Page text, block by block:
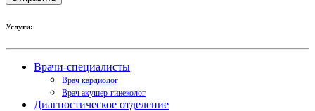
Услуги:
Врачи-специалисты
Врач кардиолог
Врач акушер-гинеколог
Диагностическое отделение